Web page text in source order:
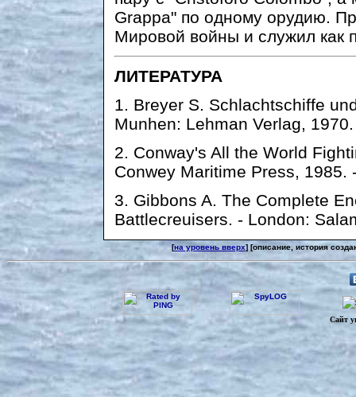
Grappa" по одному орудию.
Мировой войны и служил как
ЛИТЕРАТУРА
1. Breyer S. Schlachtschiffe
Munhen: Lehman Verlag,
2. Conway's All the World
Conwey Maritime Press, 1985.
3. Gibbons A. The Complete
Battlecreuisers. - London:
[на уровень вверх] [описание, история
Сайт